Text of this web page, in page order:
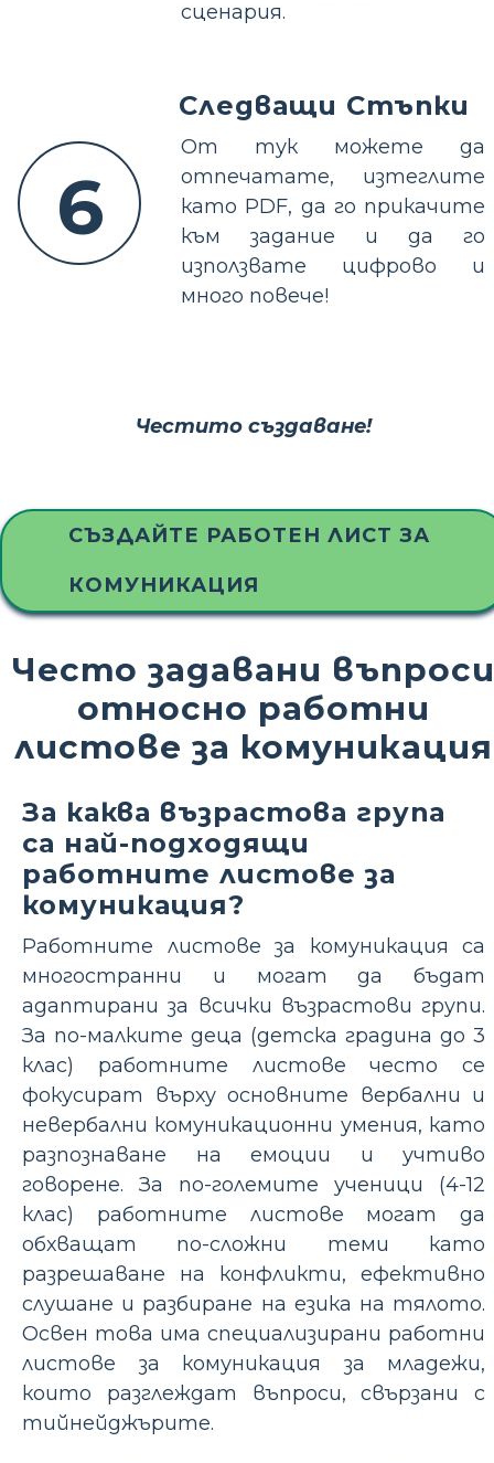
сценария.
6
Следващи Стъпки
От тук можете да
отпечатате, изтеглите
като PDF, да го прикачите
към задание и да го
използвате цифрово и
много повече!
Честито създаване!
СЪЗДАЙТЕ РАБОТЕН ЛИСТ ЗА
КОМУНИКАЦИЯ
Често задавани въпроси
относно работни
листове за комуникация
За каква възрастова група
са най-подходящи
работните листове за
комуникация?
Работните листове за комуникация са
многостранни и могат да бъдат
адаптирани за всички възрастови групи.
За по-малките деца (детска градина до 3
клас) работните листове често се
фокусират върху основните вербални и
невербални комуникационни умения, като
разпознаване на емоции и учтиво
говорене. За по-големите ученици (4-12
клас) работните листове могат да
обхващат по-сложни теми като
разрешаване на конфликти, ефективно
слушане и разбиране на езика на тялото.
Освен това има специализирани работни
листове за комуникация за младежи,
които разглеждат въпроси, свързани с
тийнейджърите.